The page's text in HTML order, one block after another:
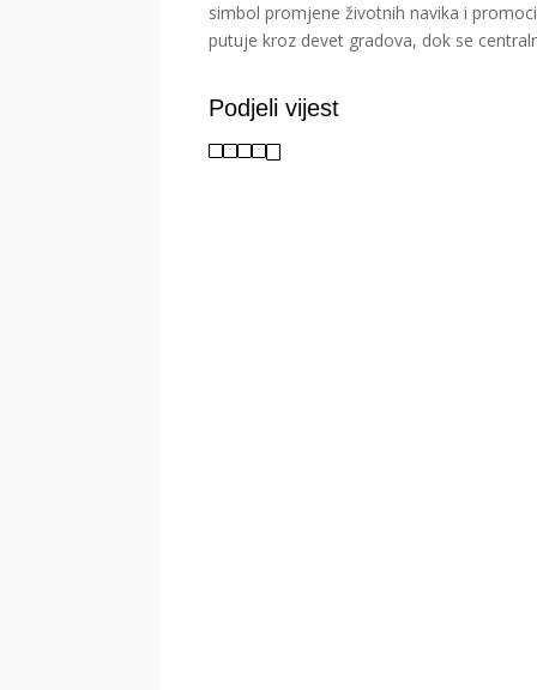
simbol promjene životnih navika i
putuje kroz devet gradova, dok se
Podjeli vijest